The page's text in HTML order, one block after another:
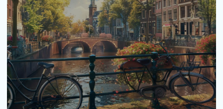
Les 19 choses incontournables a faire a
Amsterdam
Amsterdam, la capitale des Pays-Bas, est une ville
riche en histoire et...
LIRE LA SUITE